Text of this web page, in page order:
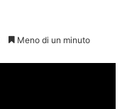
Meno di un minuto